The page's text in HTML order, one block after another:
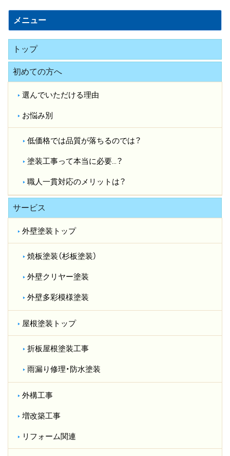
メニュー
トップ
初めての方へ
選んでいただける理由
お悩み別
低価格では品質が落ちるのでは？​
塗装工事って本当に必要…？​
職人一貫対応のメリットは？​
サービス
外壁塗装トップ
焼板塗装（杉板塗装）
外壁クリヤー塗装
外壁多彩模様塗装
屋根塗装トップ
折板屋根塗装工事
雨漏り修理・防水塗装
外構工事
増改築工事
リフォーム関連